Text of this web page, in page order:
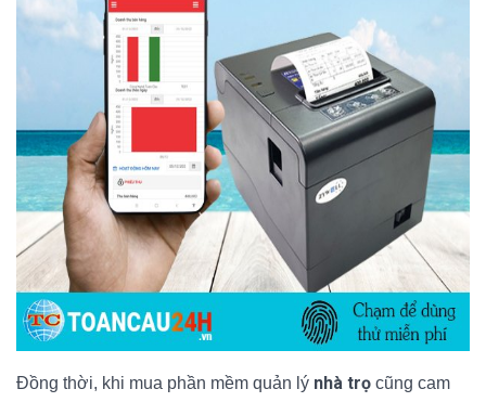
Đồng thời, khi mua phần mềm quản lý nhà trọ cũng cam